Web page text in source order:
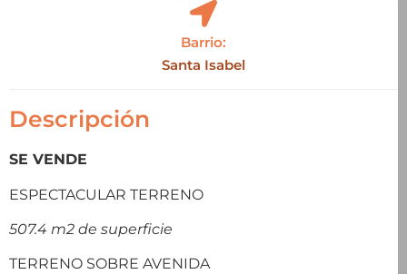
Barrio:
Santa Isabel
Descripción
SE VENDE
ESPECTACULAR TERRENO
507.4 m2 de superficie
TERRENO SOBRE AVENIDA